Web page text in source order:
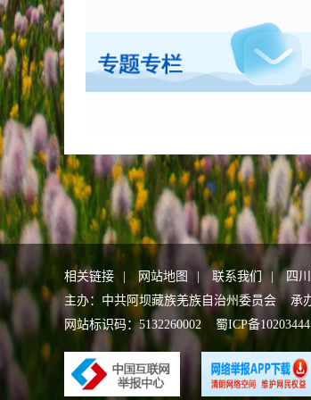
相关链接 网站地图 联系我们
四
主办：中共阿坝藏族羌族自治州委员会 承
网站标识码：5132260002 蜀ICP备